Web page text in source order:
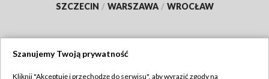
SZCZECIN / WARSZAWA / WROCŁAW
Szanujemy Twoją prywatność
Kliknij "Akceptuję i przechodzę do serwisu", aby wyrazić zgody na